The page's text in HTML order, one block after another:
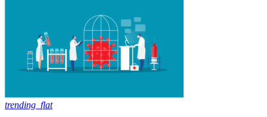
trending_flat